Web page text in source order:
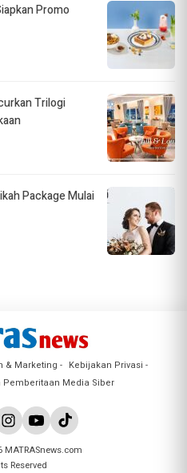
Promo
Trilogi
Package Mulai
& Marketing
Kebijakan Privasi
Pemberitaan Media Siber
MATRASnews.com
Reserved